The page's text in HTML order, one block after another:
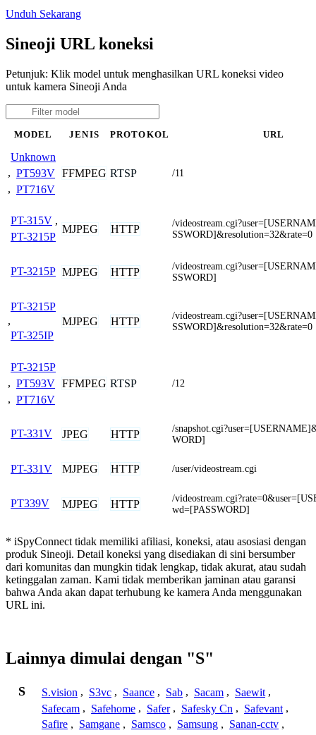
Unduh Sekarang
Sineoji URL koneksi
Petunjuk: Klik model untuk menghasilkan URL koneksi video
untuk kamera Sineoji Anda
MODEL JENIS PROTOKOL URL
Unknown
, PT593V
, PT716V
FFMPEG RTSP /11
PT-315V ,
PT-3215P
MJPEG HTTP
/
SSWORD]&resolution=32&rate=0
PT-3215P MJPEG HTTP
/
SSWORD]
PT-3215P
,
PT-325IP
MJPEG HTTP
/
SSWORD]&resolution=32&rate=0
PT-3215P
, PT593V
, PT716V
FFMPEG RTSP /12
PT-331V JPEG HTTP
/
WORD]
PT-331V MJPEG HTTP /user/videostream.cgi
PT339V MJPEG HTTP
/
wd=[PASSWORD]
* iSpyConnect tidak memiliki afiliasi, koneksi, atau asosiasi dengan
produk Sineoji. Detail koneksi yang disediakan di sini bersumber
dari komunitas dan mungkin tidak lengkap, tidak akurat, atau sudah
ketinggalan zaman. Kami tidak memberikan jaminan atau garansi
bahwa Anda akan dapat terhubung ke kamera Anda menggunakan
URL ini.
Lainnya dimulai dengan "S"
S S.vision , S3vc , Saance , Sab , Sacam , Saewit ,
Safecam , Safehome , Safer , Safesky Cn , Safevant ,
Safire , Samgane , Samsco , Samsung , Sanan-cctv ,